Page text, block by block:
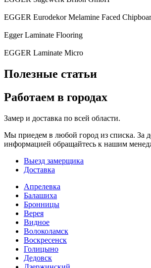
EGGER Eurodekor Melamine Faced
Egger Laminate Flooring
EGGER Laminate Micro
Полезные статьи
Работаем в городах
Замер и доставка по всей области.
Мы приедем в любой город из списка. За
информацией обращайтесь к нашим
Выезд замерщика
Доставка
Апрелевка
Балашиха
Бронницы
Верея
Видное
Волоколамск
Воскресенск
Голицыно
Дедовск